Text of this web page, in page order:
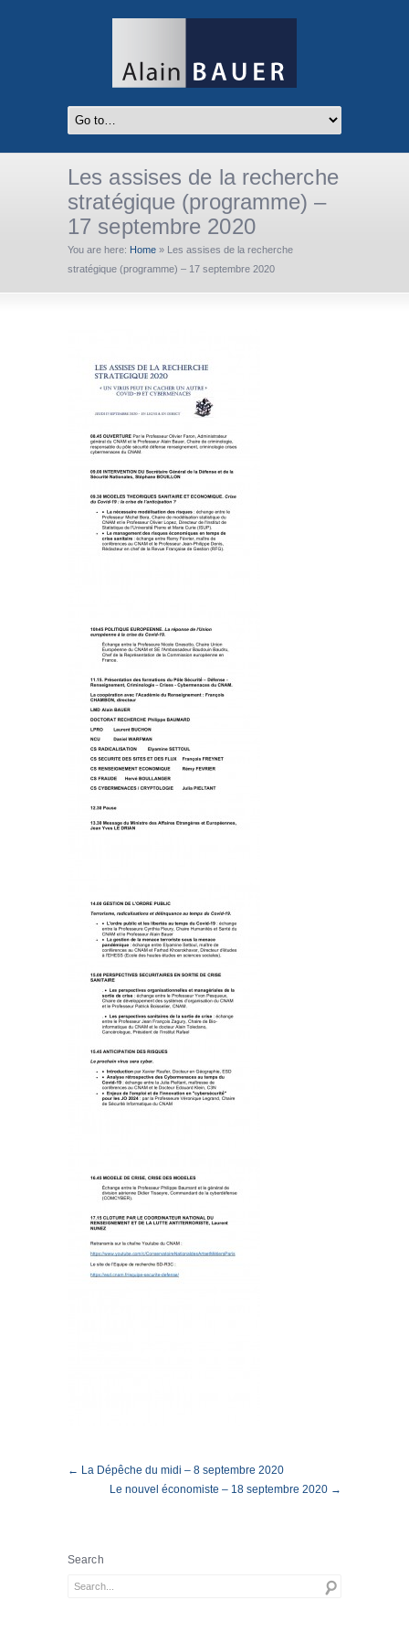
Les assises de la recherche
stratégique (programme) –
17 septembre 2020
You are here: Home » Les assises de la recherche
stratégique (programme) – 17 septembre 2020
← La Dépêche du midi – 8 septembre 2020
Le nouvel économiste – 18 septembre 2020 →
Search